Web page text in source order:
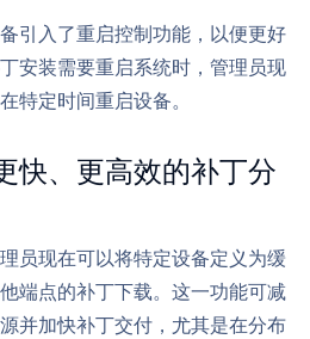
引入了重启控制功能，以便更好
安装需要重启系统时，管理员现
特定时间重启设备。
快、更高效的补丁分
员现在可以将特定设备定义为缓
端点的补丁下载。这一功能可减
并加快补丁交付，尤其是在分布